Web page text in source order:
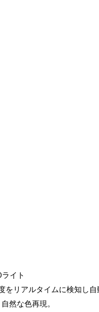
イト
リアルタイムに検知し自
然な色再現。